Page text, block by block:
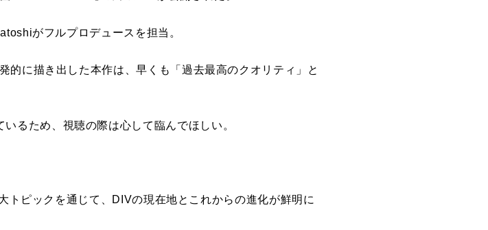
がフルプロデュースを担当。
的に描き出した本作は、早くも「過去最高のクオリティ」と
るため、視聴の際は心して臨んでほしい。
トピックを通じて、DIVの現在地とこれからの進化が鮮明に